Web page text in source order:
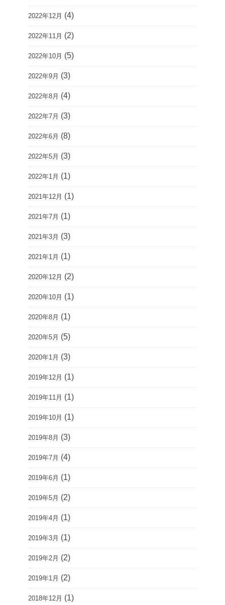
2022年12月 (4)
2022年11月 (2)
2022年10月 (5)
2022年9月 (3)
2022年8月 (4)
2022年7月 (3)
2022年6月 (8)
2022年5月 (3)
2022年1月 (1)
2021年12月 (1)
2021年7月 (1)
2021年3月 (3)
2021年1月 (1)
2020年12月 (2)
2020年10月 (1)
2020年8月 (1)
2020年5月 (5)
2020年1月 (3)
2019年12月 (1)
2019年11月 (1)
2019年10月 (1)
2019年8月 (3)
2019年7月 (4)
2019年6月 (1)
2019年5月 (2)
2019年4月 (1)
2019年3月 (1)
2019年2月 (2)
2019年1月 (2)
2018年12月 (1)